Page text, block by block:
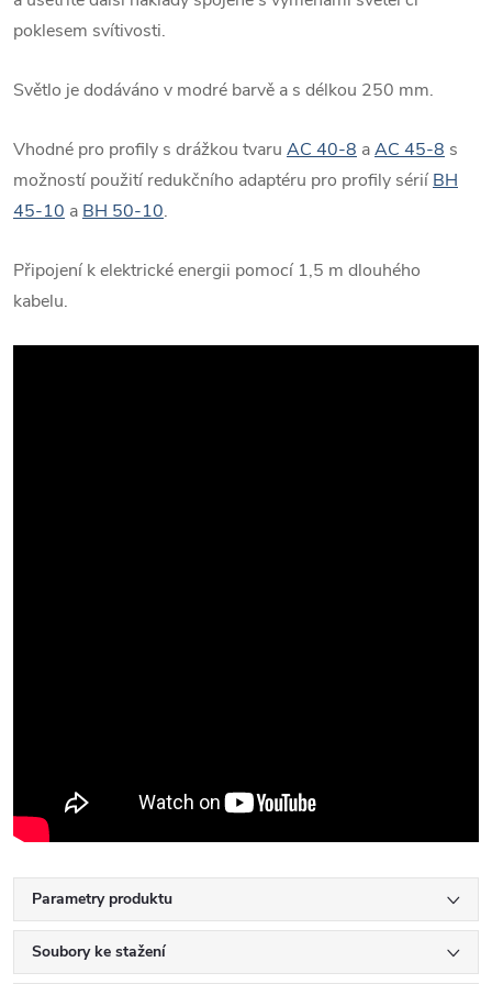
poklesem svítivosti.
Světlo je dodáváno v modré barvě a s délkou 250 mm.
Vhodné pro profily s drážkou tvaru AC 40-8 aAC 45-8 s
možností použití redukčního adaptéru pro profily sérií BH
45-10 a BH 50-10.
Připojení k elektrické energii pomocí 1,5 m dlouhého
kabelu.
Parametry produktu
Soubory ke stažení